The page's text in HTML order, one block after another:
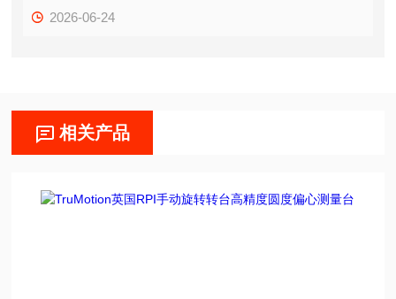
2026-06-24
相关产品